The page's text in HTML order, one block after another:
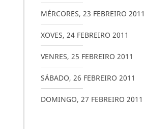
MÉRCORES, 23 FEBREIRO 2011
XOVES, 24 FEBREIRO 2011
VENRES, 25 FEBREIRO 2011
SÁBADO, 26 FEBREIRO 2011
DOMINGO, 27 FEBREIRO 2011